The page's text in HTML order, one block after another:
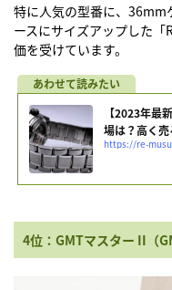
特に人気の型番に、
ースにサイズアップした
価を受けています。
【2023年最
場は？高く
https://re-
4位：GMTマスター II（